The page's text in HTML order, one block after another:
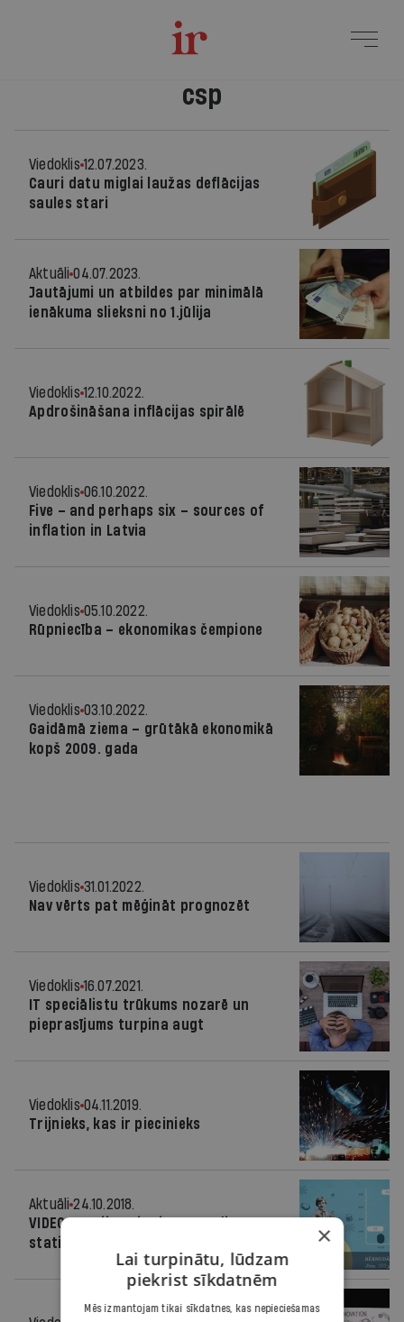
csp
Viedoklis 12.07.2023.
Cauri datu miglai laužas deflācijas
saules stari
Aktuāli 04.07.2023.
Jautājumi un atbildes par minimālā
ienākuma slieksni no 1.jūlija
Viedoklis 12.10.2022.
Apdrošināšana inflācijas spirālē
Viedoklis 06.10.2022.
Five – and perhaps six – sources of
inflation in Latvia
Viedoklis 05.10.2022.
Rūpniecība – ekonomikas čempione
Viedoklis 03.10.2022.
Gaidāmā ziema – grūtākā ekonomikā
kopš 2009. gada
Viedoklis 31.01.2022.
Nav vērts pat mēģināt prognozēt
Viedoklis 16.07.2021.
IT speciālistu trūkums nozarē un
pieprasījums turpina augt
Viedoklis 04.11.2019.
Trijnieks, kas ir piecinieks
Aktuāli 24.10.2018.
VIDEO: Latvijas pirmie 100 gadi -
statistikā
×
Lai turpinātu, lūdzam
piekrist sīkdatnēm
Mēs izmantojam tikai sīkdatnes, kas nepieciešamas